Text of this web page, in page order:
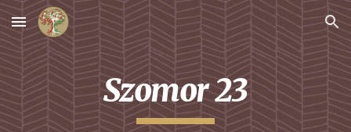
Skip to main content Skip to navigation
Szomor 23